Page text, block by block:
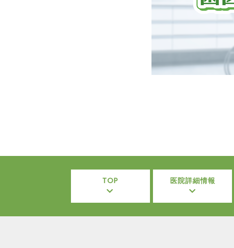
TOP 医院詳細情報